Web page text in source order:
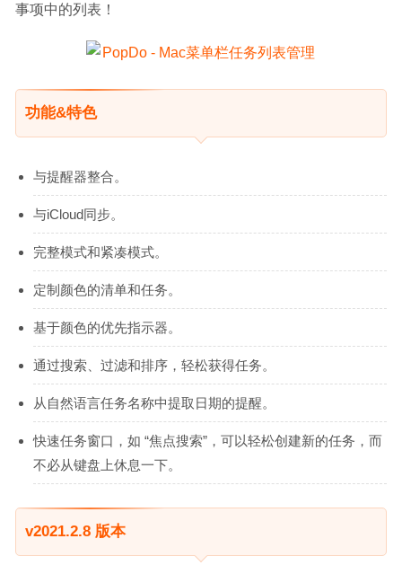
事项中的列表！
功能&特色
与提醒器整合。
与iCloud同步。
完整模式和紧凑模式。
定制颜色的清单和任务。
基于颜色的优先指示器。
通过搜索、过滤和排序，轻松获得任务。
从自然语言任务名称中提取日期的提醒。
快速任务窗口，如 “焦点搜索”，可以轻松创建新的任务，而
不必从键盘上休息一下。
v2021.2.8 版本